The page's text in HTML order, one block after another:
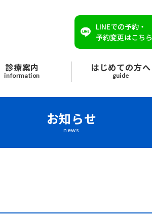
LINEでの予約・
予約変更はこちら
診療案内
information
はじめての方へ
guide
お知らせ
news